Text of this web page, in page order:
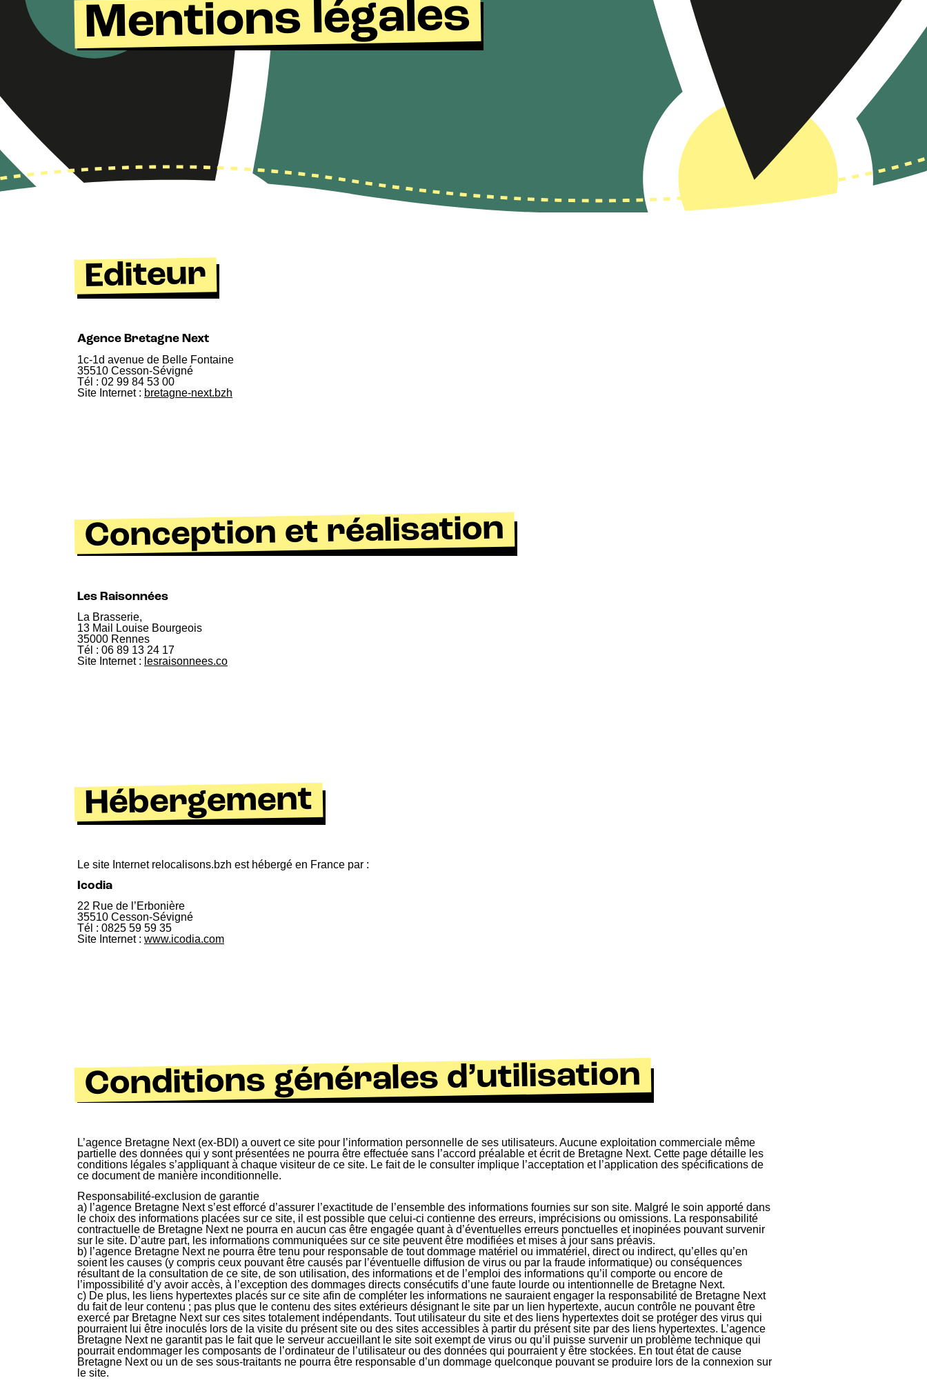
Mentions légales
Editeur
Agence Bretagne Next
1c-1d avenue de Belle Fontaine
35510 Cesson-Sévigné
Tél : 02 99 84 53 00
Site Internet : bretagne-next.bzh
Conception et réalisation
Les Raisonnées
La Brasserie,
13 Mail Louise Bourgeois
35000 Rennes
Tél : 06 89 13 24 17
Site Internet : lesraisonnees.co
Hébergement
Le site Internet relocalisons.bzh est hébergé en France par :
Icodia
22 Rue de l’Erbonière
35510 Cesson-Sévigné
Tél : 0825 59 59 35
Site Internet : www.icodia.com
Conditions générales d’utilisation
L’agence Bretagne Next (ex-BDI) a ouvert ce site pour l’information personnelle de ses utilisateurs. Aucune exploitation commerciale même
partielle des données qui y sont présentées ne pourra être effectuée sans l’accord préalable et écrit de Bretagne Next. Cette page détaille les
conditions légales s’appliquant à chaque visiteur de ce site. Le fait de le consulter implique l’acceptation et l’application des spécifications de
ce document de manière inconditionnelle.
Responsabilité-exclusion de garantie
a) l’agence Bretagne Next s’est efforcé d’assurer l’exactitude de l’ensemble des informations fournies sur son site. Malgré le soin apporté dans
le choix des informations placées sur ce site, il est possible que celui-ci contienne des erreurs, imprécisions ou omissions. La responsabilité
contractuelle de Bretagne Next ne pourra en aucun cas être engagée quant à d’éventuelles erreurs ponctuelles et inopinées pouvant survenir
sur le site. D’autre part, les informations communiquées sur ce site peuvent être modifiées et mises à jour sans préavis.
b) l’agence Bretagne Next ne pourra être tenu pour responsable de tout dommage matériel ou immatériel, direct ou indirect, qu’elles qu’en
soient les causes (y compris ceux pouvant être causés par l’éventuelle diffusion de virus ou par la fraude informatique) ou conséquences
résultant de la consultation de ce site, de son utilisation, des informations et de l’emploi des informations qu’il comporte ou encore de
l’impossibilité d’y avoir accès, à l’exception des dommages directs consécutifs d’une faute lourde ou intentionnelle de Bretagne Next.
c) De plus, les liens hypertextes placés sur ce site afin de compléter les informations ne sauraient engager la responsabilité de Bretagne Next
du fait de leur contenu ; pas plus que le contenu des sites extérieurs désignant le site par un lien hypertexte, aucun contrôle ne pouvant être
exercé par Bretagne Next sur ces sites totalement indépendants. Tout utilisateur du site et des liens hypertextes doit se protéger des virus qui
pourraient lui être inoculés lors de la visite du présent site ou des sites accessibles à partir du présent site par des liens hypertextes. L’agence
Bretagne Next ne garantit pas le fait que le serveur accueillant le site soit exempt de virus ou qu’il puisse survenir un problème technique qui
pourrait endommager les composants de l’ordinateur de l’utilisateur ou des données qui pourraient y être stockées. En tout état de cause
Bretagne Next ou un de ses sous-traitants ne pourra être responsable d’un dommage quelconque pouvant se produire lors de la connexion sur
le site.